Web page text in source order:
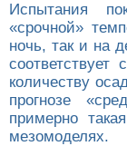
Испытания
«срочной»
ночь, так и на
количеству
прогнозе
примерно
мезомоделях.